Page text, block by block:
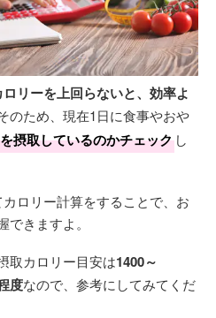
リーを上回らないと、効率よ
のため、現在1日に食事やおや
摂取しているのかチェック し
ロリー計算をすることで、お
きますよ。
取カロリー目安は1400～
度なので、参考にしてみてくだ